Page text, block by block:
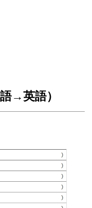
→英語）